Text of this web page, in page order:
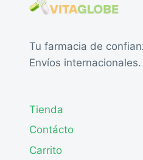
Tu farmacia de
Envíos internacionales.
Tienda
Contácto
Carrito